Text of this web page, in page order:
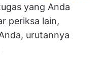
yang Anda
periksa lain,
urutannya